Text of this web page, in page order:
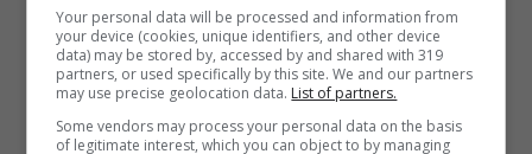
alberi riflette fortemente la luce a
infrarossi, mentre l’asfalto, l’acqua e altre
superfici no. Ecco perché il fogliame si è
tinto di rosa. Tutto questo per rendere più
Your personal data will be processed and information from
your device (cookies, unique identifiers, and other device
data) may be stored by, accessed by and shared with 319
partners, or used specifically by this site. We and our partners
may use precise geolocation data. List of partners.
Some vendors may process your personal data on the basis
of legitimate interest, which you can object to by managing